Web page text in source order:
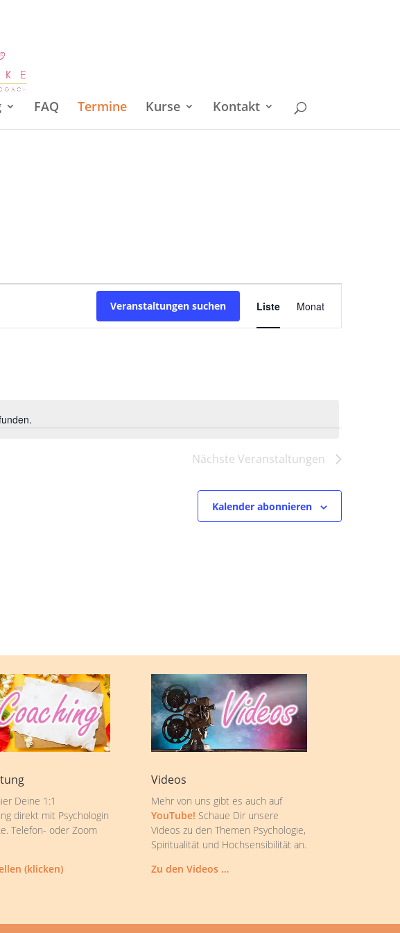
FAQ Termine Kurse Kontakt
Veranstaltungen suchen Ansichten-
Navigation
Liste Monat
Nächste Veranstaltungen
Kalender abonnieren
Deine 1:1
direkt mit Psychologin
Telefon- oder Zoom
(klicken)
Videos
Mehr von uns gibt es auch auf
YouTube! Schaue Dir unsere
Videos zu den Themen Psychologie,
Spiritualität und Hochsensibilität an.
Zu den Videos …